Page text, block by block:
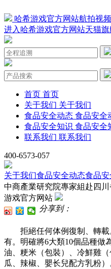
哈希游戏官方网站航拍视频
进入哈希游戏官方网站天猫
首页 首页
关于我们 关于我们
食品安全动态 食品安全
食品安全知识 食品安全
联系我们 联系我们
400-6573-057
关于我们食品安全动态食品
中商產業研究院專家組赴四川
游戏官方网站
分享到：
拒絕任何体例復制、轉載
有。明確將6大類10個品種做
油、粳米（包裝）、冷鮮雞
瓜、辣椒、嬰长兒配方乳粉